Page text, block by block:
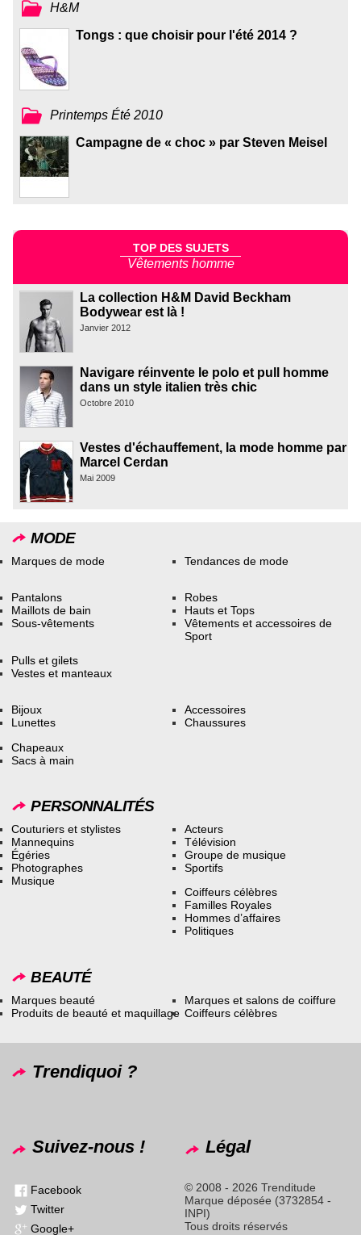
H&M
Tongs : que choisir pour l'été 2014 ?
Printemps Été 2010
Campagne de « choc » par Steven Meisel
TOP DES SUJETS
Vêtements homme
La collection H&M David Beckham
Bodywear est là !
Janvier 2012
Navigare réinvente le polo et pull homme
dans un style italien très chic
Octobre 2010
Vestes d'échauffement, la mode homme par
Marcel Cerdan
Mai 2009
MODE
Marques de mode Tendances de mode
Pantalons
Maillots de bain
Sous-vêtements
Robes
Hauts et Tops
Vêtements et accessoires de
Sport
Pulls et gilets
Vestes et manteaux
Bijoux
Lunettes
Accessoires
Chaussures
Chapeaux
Sacs à main
PERSONNALITÉS
Couturiers et stylistes
Mannequins
Égéries
Photographes
Musique
Acteurs
Télévision
Groupe de musique
Sportifs
Coiffeurs célèbres
Familles Royales
Hommes d’affaires
Politiques
BEAUTÉ
Marques beauté
Produits de beauté et maquillage
Marques et salons de coiffure
Coiffeurs célèbres
Trendiquoi ?
Suivez-nous !
Facebook
Twitter
Google+
Légal
© 2008 - 2026 Trenditude
Marque déposée (3732854 -
INPI)
Tous droits réservés